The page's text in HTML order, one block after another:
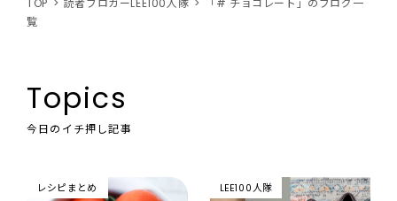
覧
Topics
今日のイチ押し記事
レシピまとめ LEE100人隊